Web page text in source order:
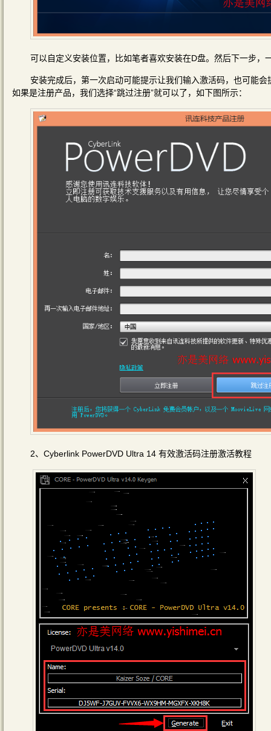
可以自定义安装位置，比如笔者喜欢安装在D盘。然后下一步，
安装完成后，第一次启动可能提示让我们输入激活码，也可能
如果是注册产品，我们选择“跳过注册”就可以了，如下图所示：
2、Cyberlink PowerDVD Ultra 14 有效激活码注册激活教程